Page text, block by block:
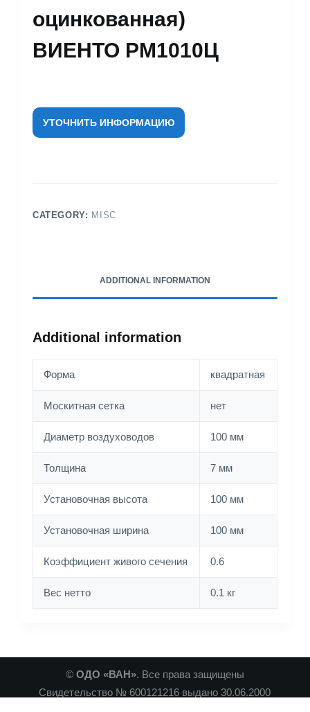
оцинкованная)
ВИЕНТО РМ1010Ц
УТОЧНИТЬ ИНФОРМАЦИЮ
CATEGORY: MISC
ADDITIONAL INFORMATION
Additional information
Форма квадратная
Москитная сетка нет
Диаметр воздуховодов 100 мм
Толщина 7 мм
Установочная высота 100 мм
Установочная ширина 100 мм
Коэффициент живого сечения 0.6
Вес нетто 0.1 кг
© ОДО «ВАН». Все права защищены
Свидетельство № 600121216 выдано 30.06.2000